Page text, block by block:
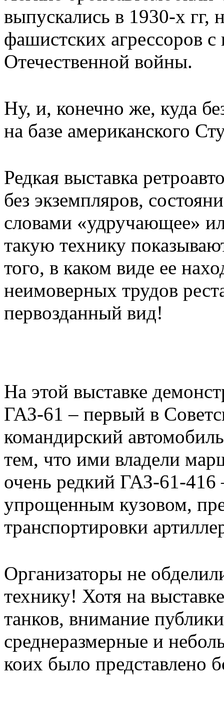
выпускались в 1930-х гг,
фашистских агрессоров
Отечественной войны.
Ну, и, конечно же, куда
на базе американского
Редкая выставка
без экземпляров,
словами «удручающее»
такую технику
того, в каком виде ее
неимоверных трудов
первозданный вид!
На этой выставке
ГАЗ-61 – первый в
командирский
тем, что ими владели
очень редкий ГАЗ-61-
упрощенным кузовом,
транспортировки
Организаторы не
технику! Хотя на
танков, внимание
среднеразмерные и
коих было представлено